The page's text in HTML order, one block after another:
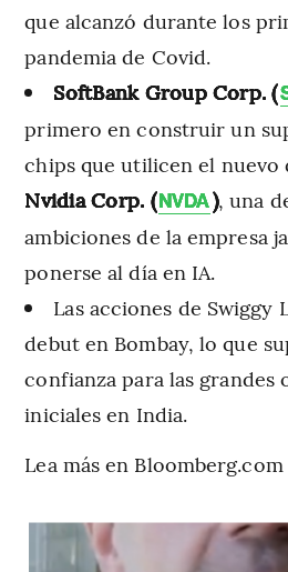
que alcanzó durante los
pandemia de Covid.
SoftBank Group Corp. (
primero en construir un
chips que utilicen el nuevo
Nvidia Corp. (NVDA), una
ambiciones de la empresa
ponerse al día en IA.
Las acciones de Swiggy
debut en Bombay, lo que
confianza para las grandes
iniciales en India.
Lea más en Bloomberg.com